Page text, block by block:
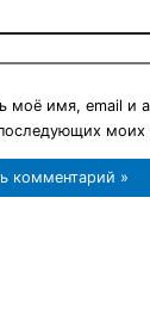
моё имя, email и
моих